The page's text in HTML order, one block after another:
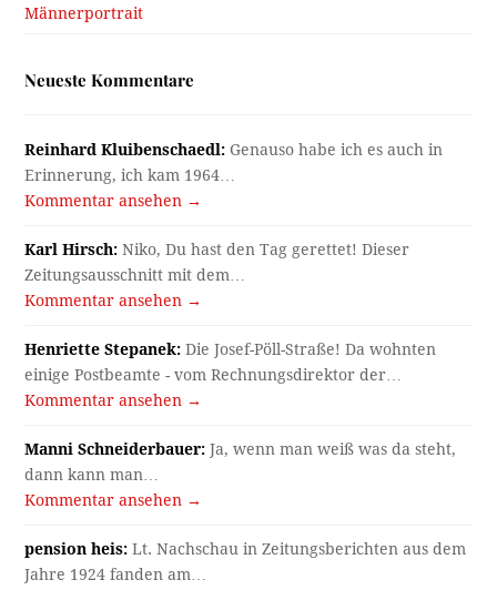
Männerportrait
Neueste Kommentare
Reinhard Kluibenschaedl: Genauso habe ich es auch in
Erinnerung, ich kam 1964…
Kommentar ansehen →
Karl Hirsch: Niko, Du hast den Tag gerettet! Dieser
Zeitungsausschnitt mit dem…
Kommentar ansehen →
Henriette Stepanek: Die Josef-Pöll-Straße! Da wohnten
einige Postbeamte - vom Rechnungsdirektor der…
Kommentar ansehen →
Manni Schneiderbauer: Ja, wenn man weiß was da steht,
dann kann man…
Kommentar ansehen →
pension heis: Lt. Nachschau in Zeitungsberichten aus dem
Jahre 1924 fanden am…